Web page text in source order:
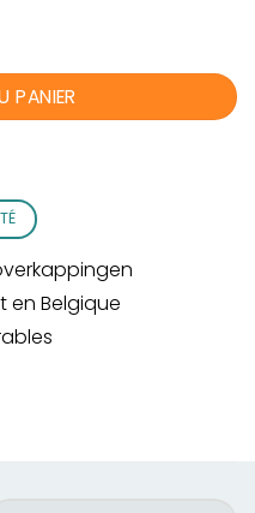
300 x 400 cm -
PANIER
en Belgique